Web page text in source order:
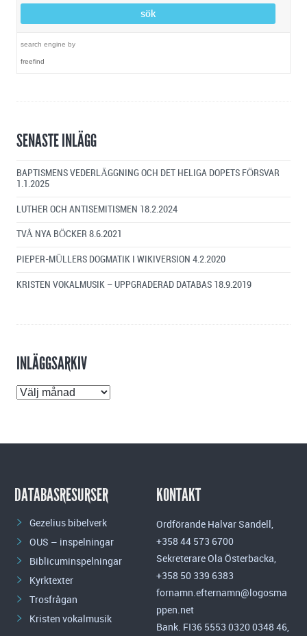
search engine by
freefind
SENASTE INLÄGG
BAPTISMENS VEDERLÄGGNING OCH DET HELIGA DOPETS FÖRSVAR
1.1.2025
LUTHER OCH ANTISEMITISMEN 18.2.2024
TVÅ NYA BÖCKER 8.6.2021
PIEPER-MÜLLERS DOGMATIK I WIKIVERSION 4.2.2020
KRISTEN VOKALMUSIK – UPPGRADERAD DATABAS 18.9.2019
INLÄGGSARKIV
Inläggsarkiv
DATABASRESURSER
Gezelius bibelverk
OUS – inspelningar
Biblicuminspelningar
Kyrktexter
Trosfrågan
Kristen vokalmusik
KONTAKT
Ordförande Halvar Sandell,
+358 44 573 6700
Sekreterare Ola Österbacka,
+358 50 339 6383
fornamn.efternamn@logosma
ppen.net
Bank. FI36 5553 0320 0348 46,